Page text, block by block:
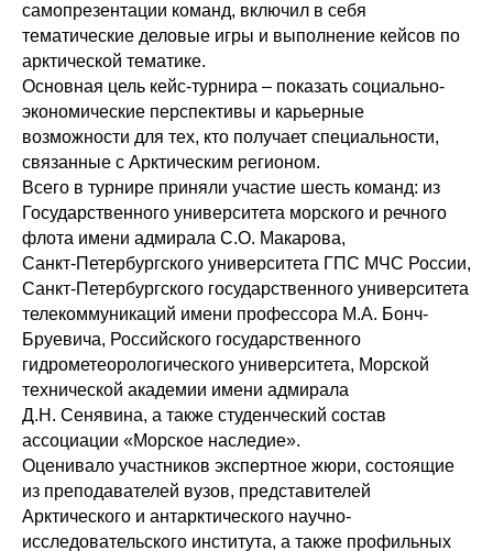
самопрезентации команд, включил в себя
тематические деловые игры и выполнение кейсов по
арктической тематике.
Основная цель кейс-турнира – показать социально-
экономические перспективы и карьерные
возможности для тех, кто получает специальности,
связанные с Арктическим регионом.
Всего в турнире приняли участие шесть команд: из
Государственного университета морского и речного
флота имени адмирала С.О. Макарова,
Санкт‑Петербургского университета ГПС МЧС России,
Санкт‑Петербургского государственного университета
телекоммуникаций имени профессора М.А. Бонч-
Бруевича, Российского государственного
гидрометеорологического университета, Морской
технической академии имени адмирала
Д.Н. Сенявина, а также студенческий состав
ассоциации «Морское наследие».
Оценивало участников экспертное жюри, состоящие
из преподавателей вузов, представителей
Арктического и антарктического научно-
исследовательского института, а также профильных